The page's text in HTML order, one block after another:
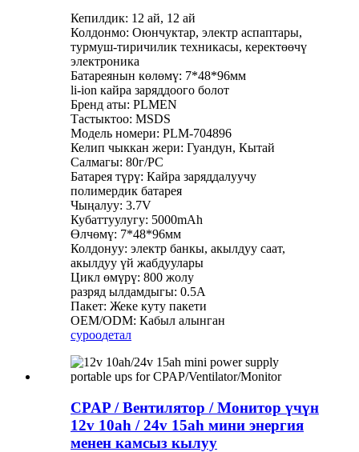
Кепилдик: 12 ай, 12 ай
Колдонмо: Оюнчуктар, электр аспаптары,
турмуш-тиричилик техникасы, керектөөчү
электроника
Батареянын көлөмү: 7*48*96мм
li-ion кайра заряддоого болот
Бренд аты: PLMEN
Тастыктоо: MSDS
Модель номери: PLM-704896
Келип чыккан жери: Гуандун, Кытай
Салмагы: 80г/PC
Батарея түрү: Кайра заряддалуучу
полимердик батарея
Чыңалуу: 3.7V
Кубаттуулугу: 5000mAh
Өлчөмү: 7*48*96мм
Колдонуу: электр банкы, акылдуу саат,
акылдуу үй жабдуулары
Цикл өмүрү: 800 жолу
разряд ылдамдыгы: 0.5A
Пакет: Жеке куту пакети
OEM/ODM: Кабыл алынган
суроодетал
CPAP / Вентилятор / Монитор үчүн
12v 10ah / 24v 15ah мини энергия
менен камсыз кылуу